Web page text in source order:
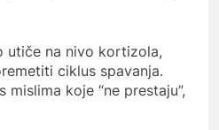
utiče na nivo kortizola,
ciklus spavanja.
koje “ne prestaju”,